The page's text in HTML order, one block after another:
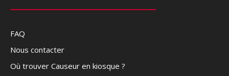
FAQ
Nous contacter
Où trouver Causeur en kiosque ?